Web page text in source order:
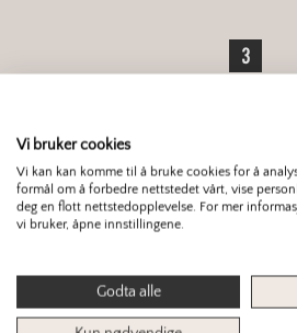
Pisk opp kremen til fluffy
Finn mer om samme tema:
DESSERT
0/ 5
Vi bruker cookies
Vi kan kan komme til å bruke cookies for å
formål om å forbedre nettstedet vårt, vise
deg en flott nettstedopplevelse. For mer
vi bruker, åpne innstillingene.
Godta alle